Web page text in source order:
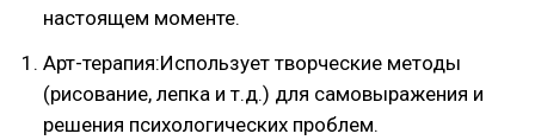
настоящем моменте.
Арт-терапия:Использует творческие методы
(рисование, лепка и т.д.) для самовыражения и
решения психологических проблем.